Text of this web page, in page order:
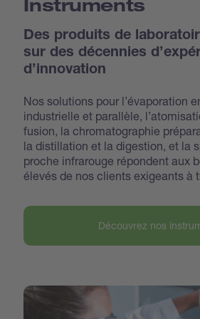
Instruments
Des produits de
sur des décennies
d’innovation
Nos solutions pour l’évaporation
industrielle et parallèle,
fusion, la chromatographie
la distillation et la digestion, et la
proche infrarouge répondent aux
élevés de nos clients exigeants à
Découvrez nos